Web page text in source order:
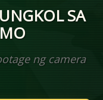
SA
ng camera